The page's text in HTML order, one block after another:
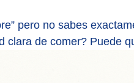
pero no sabes
clara de comer? Puede